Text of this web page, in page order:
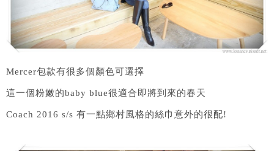
Mercer包款有很多個顏色可選擇
這一個粉嫩的baby blue很適合即將到來的春天
Coach 2016 s/s 有一點鄉村風格的絲巾意外的很配!